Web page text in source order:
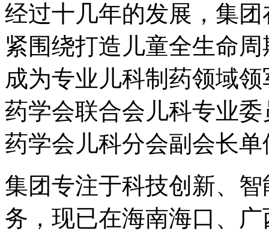
经过十几年的发展，集
紧围绕打造儿童全生命
成为专业儿科制药领域
药学会联合会儿科专业
药学会儿科分会副会长单
集团专注于科技创新、
务，现已在海南海口、